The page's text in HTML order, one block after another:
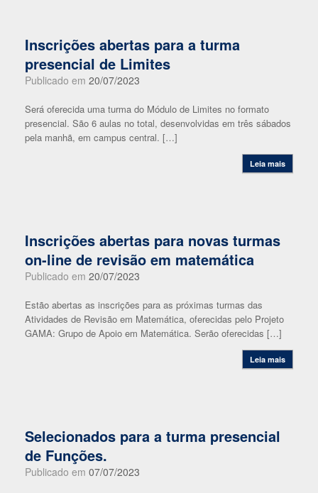
Inscrições abertas para a turma
presencial de Limites
Publicado em 20/07/2023
Será oferecida uma turma do Módulo de Limites no formato
presencial. São 6 aulas no total, desenvolvidas em três sábados
pela manhã, em campus central. […]
Leia mais
Inscrições abertas para novas turmas
on-line de revisão em matemática
Publicado em 20/07/2023
Estão abertas as inscrições para as próximas turmas das
Atividades de Revisão em Matemática, oferecidas pelo Projeto
GAMA: Grupo de Apoio em Matemática. Serão oferecidas […]
Leia mais
Selecionados para a turma presencial
de Funções.
Publicado em 07/07/2023